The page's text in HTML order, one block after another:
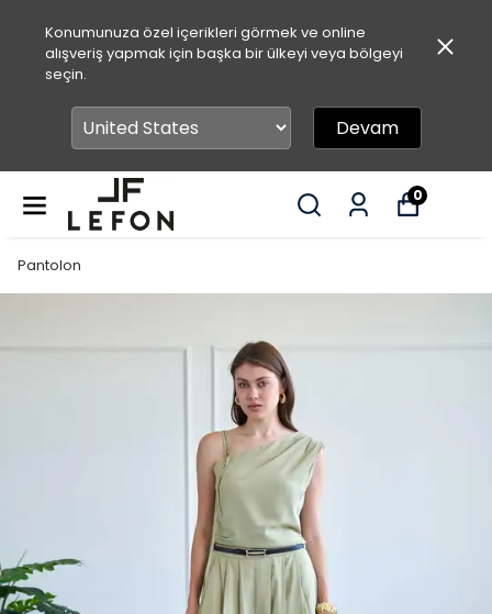
Konumunuza özel içerikleri görmek ve online
alışveriş yapmak için başka bir ülkeyi veya bölgeyi
seçin.
Devam
0
Pantolon